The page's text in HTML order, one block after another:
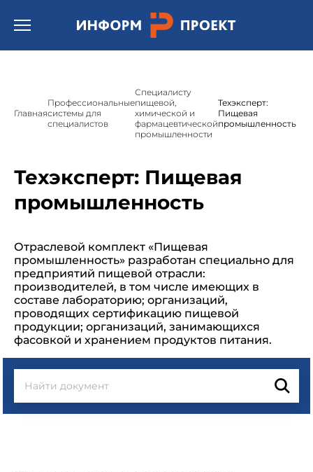
"Техэксперт/кодекс"(Техэксперт: Охрана труда) */
Открыть бургер меню.
Главная
Профессиональные
системы для
специалистов
Специалисту
пищевой,
химической и
фармацевтической
промышленности
Техэксперт:
Пищевая
промышленность
Техэксперт: Пищевая
промышленность
Отраслевой комплект «Пищевая
промышленность» разработан специально для
предприятий пищевой отрасли:
производителей, в том числе имеющих в
составе лабораторию; организаций,
проводящих сертификацию пищевой
продукции; организаций, занимающихся
фасовкой и хранением продуктов питания.